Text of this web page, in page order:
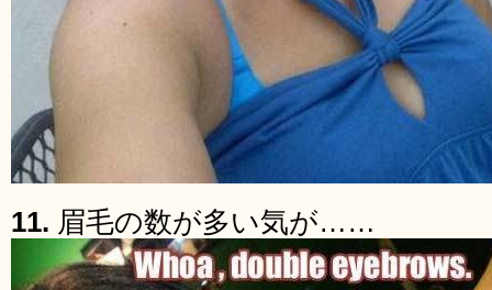
11. 眉毛の数が多い気が……